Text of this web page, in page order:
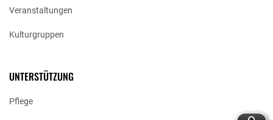
Veranstaltungen
Kulturgruppen
UNTERSTÜTZUNG
Pflege